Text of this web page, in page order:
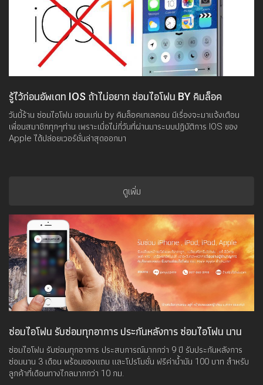
รู้ไว้ก่อนอัพเดท IOS ถ้าไม่อยาก ซ่อมไอโฟน BY คิมล็อค
เทเลคอม
วันนี้ร้าน ซ่อมไอโฟน ขอนแก่น by คิมล็อคเทเลคอม มีเรื่องจะมาแจ้งเตือน
เพื่อนสมาชิกทุกๆท่าน เพราะเมื่อไม่กี่วันที่ผ่านมาระบบปฏิบัติการ IOS ของ
Apple ได้ปล่อยเวอร์ชั่นล่าสุดออกมา
ดูเพิ่ม
ซ่อมไอโฟน รับซ่อมทุกอาการ ประกันหลังการ ซ่อมไอโฟน นาน
3เดือน ฟรีค่าน้ำมัน 100 บาท
ซ่อมไอโฟน รับซ่อมทุกอาการ ประสบการณ์มากกว่า 9 ปี รับประกันหลังการ
ซ่อมนาน 3 เดือน พร้อมของแถม และโปรโมชั่น ฟรีค่าน้ำมัน 100 บาท สำหรับ
ลูกค้าที่เดือนทางไกลมากกว่า 10 กม.